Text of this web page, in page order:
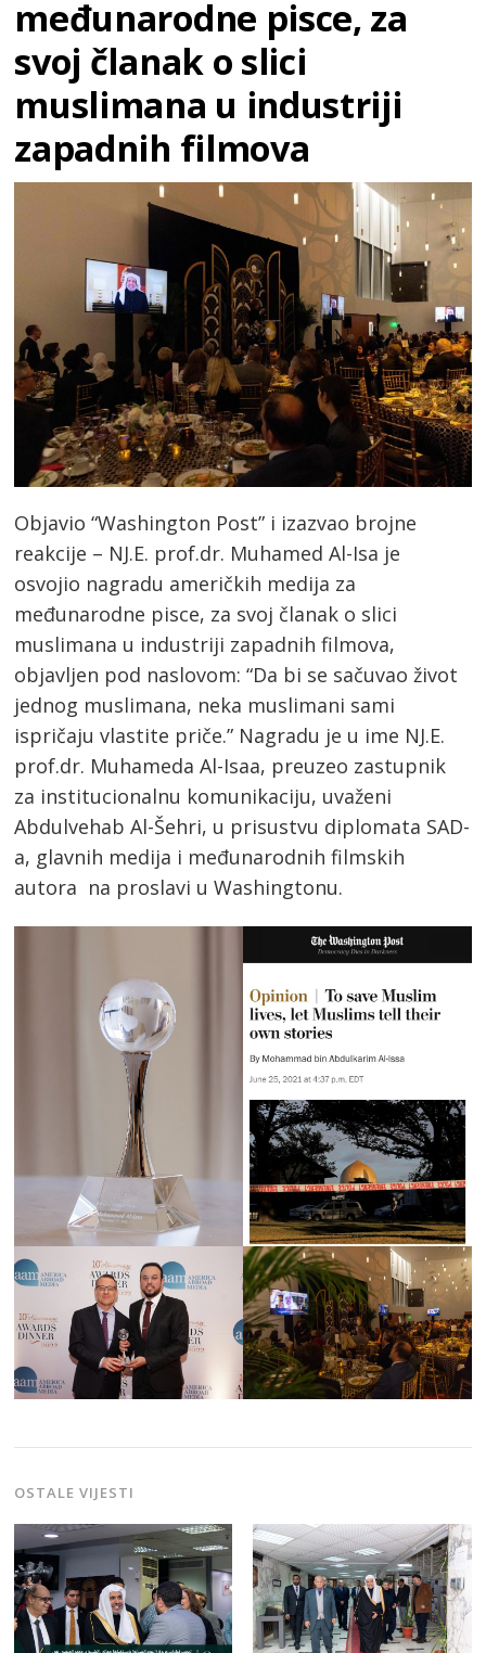
međunarodne pisce, za
svoj članak o slici
muslimana u industriji
zapadnih filmova
Objavio “Washington Post” i izazvao brojne
reakcije – NJ.E. prof.dr. Muhamed Al-Isa je
osvojio nagradu američkih medija za
međunarodne pisce, za svoj članak o slici
muslimana u industriji zapadnih filmova,
objavljen pod naslovom: “Da bi se sačuvao život
jednog muslimana, neka muslimani sami
ispričaju vlastite priče.” Nagradu je u ime NJ.E.
prof.dr. Muhameda Al-Isaa, preuzeo zastupnik
za institucionalnu komunikaciju, uvaženi
Abdulvehab Al-Šehri, u prisustvu diplomata SAD-
a, glavnih medija i međunarodnih filmskih
autora na proslavi u Washingtonu.
OSTALE VIJESTI